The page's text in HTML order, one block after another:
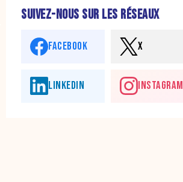
SUIVEZ-NOUS SUR LES RÉSEAUX
FACEBOOK X
LINKEDIN INSTAGRAM